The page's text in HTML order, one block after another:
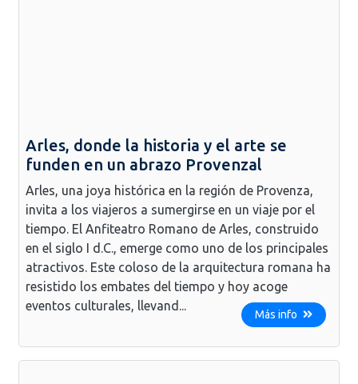
Arles, donde la historia y el arte se
funden en un abrazo Provenzal
Arles, una joya histórica en la región de Provenza,
invita a los viajeros a sumergirse en un viaje por el
tiempo. El Anfiteatro Romano de Arles, construido
en el siglo I d.C., emerge como uno de los principales
atractivos. Este coloso de la arquitectura romana ha
resistido los embates del tiempo y hoy acoge
eventos culturales, llevand...
Más info